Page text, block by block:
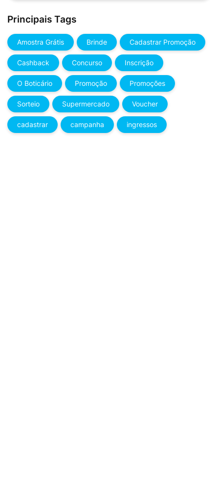
Principais Tags
Amostra Grátis Brinde Cadastrar Promoção
Cashback Concurso Inscrição
O Boticário Promoção Promoções
Sorteio Supermercado Voucher
cadastrar campanha ingressos